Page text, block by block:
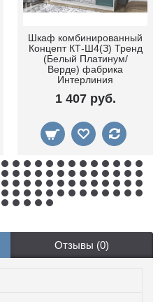
Шкаф комбинированный
Концепт КТ-Ш4(З) Тренд
(Белый Платинум/
Верде) фабрика
Интерлиния
1 407 руб.
Отзывы (0)